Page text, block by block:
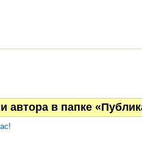
автора в папке